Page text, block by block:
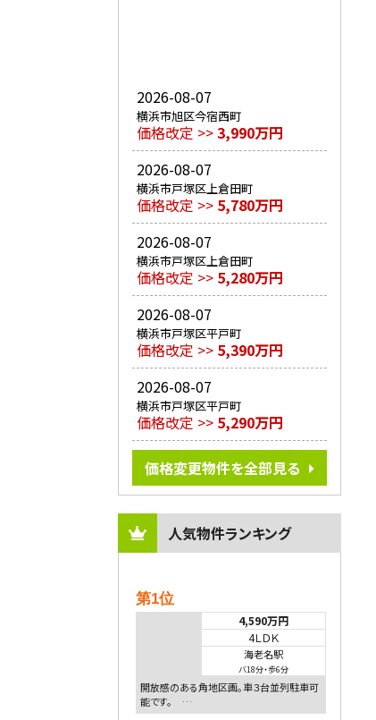
2026-08-07
横浜市旭区今宿西町
価格改定 >>3,990万円
2026-08-07
横浜市戸塚区上倉田町
価格改定 >> 5,780万円
2026-08-07
横浜市戸塚区上倉田町
価格改定 >> 5,280万円
2026-08-07
横浜市戸塚区平戸町
価格改定 >> 5,390万円
2026-08-07
横浜市戸塚区平戸町
価格改定 >> 5,290万円
価格変更物件を全部見る
人気物件ランキング
第1位
4,590万円
4ＬＤＫ
海老名駅
バ18分・歩6分
開放感のある角地区画。車３台並列駐車可
能です。 …